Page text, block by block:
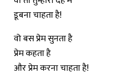
डूबना चाहता है!
वो बस प्रेम सुनता है
प्रेम कहता है
और प्रेम करना चाहता है!